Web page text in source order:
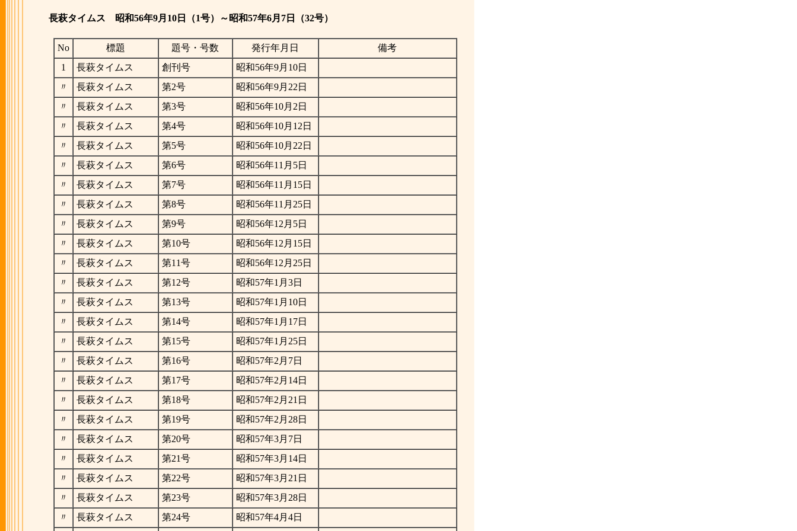
長萩タイムス 昭和56年9月10日（1号）～昭和57年6月7日（32号）
No 標題 題号・号数 発行年月日
備考
1
長萩タイムス 創刊号
昭和56年9月10日
〃
長萩タイムス 第2号
昭和56年9月22日
〃
長萩タイムス 第3号
昭和56年10月2日
〃
長萩タイムス 第4号
昭和56年10月12日
〃
長萩タイムス 第5号
昭和56年10月22日
〃
長萩タイムス 第6号
昭和56年11月5日
〃
長萩タイムス 第7号
昭和56年11月15日
〃
長萩タイムス 第8号
昭和56年11月25日
〃
長萩タイムス 第9号
昭和56年12月5日
〃
長萩タイムス 第10号
昭和56年12月15日
〃
長萩タイムス 第11号
昭和56年12月25日
〃
長萩タイムス 第12号
昭和57年1月3日
〃
長萩タイムス 第13号
昭和57年1月10日
〃
長萩タイムス 第14号
昭和57年1月17日
〃
長萩タイムス 第15号
昭和57年1月25日
〃
長萩タイムス 第16号
昭和57年2月7日
〃
長萩タイムス 第17号
昭和57年2月14日
〃
長萩タイムス 第18号
昭和57年2月21日
〃
長萩タイムス 第19号
昭和57年2月28日
〃
長萩タイムス 第20号
昭和57年3月7日
〃
長萩タイムス 第21号
昭和57年3月14日
〃
長萩タイムス 第22号
昭和57年3月21日
〃
長萩タイムス 第23号
昭和57年3月28日
〃
長萩タイムス 第24号 昭和57年4月4日